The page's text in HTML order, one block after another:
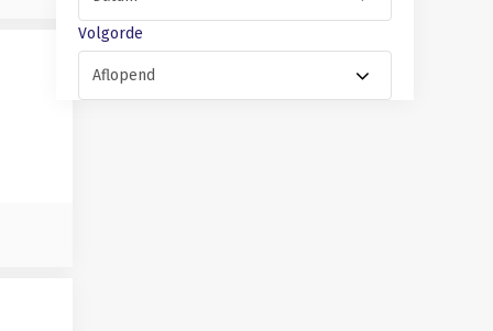
Volgorde